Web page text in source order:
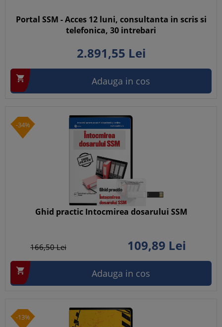
Portal SSM - Acces 12 luni, consultanta in scris si
telefonica, 30 intrebari
2.891,55 Lei
 Adauga in cos
-34%
Ghid practic Intocmirea dosarului SSM
166,50Lei 109,89 Lei
 Adauga in cos
-13%